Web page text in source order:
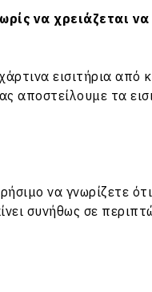
να χρειάζεται
εισιτήρια από
τα
να γνωρίζετε
συνήθως σε